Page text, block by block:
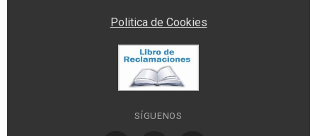
Politica de Cookies
SÍGUENOS